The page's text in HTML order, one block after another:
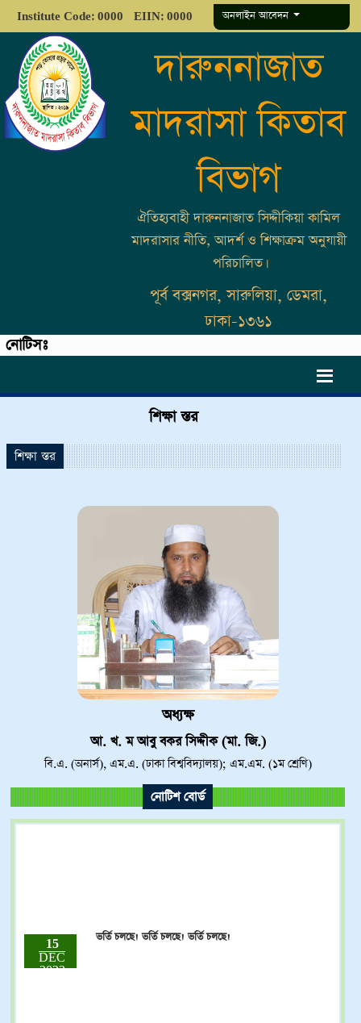
Institute Code: 0000 EIIN: 0000 অনলাইন আবেদন
দারুননাজাত
মাদরাসা কিতাব
বিভাগ
ঐতিহ্যবাহী দারুননাজাত সিদ্দীকিয়া কামিল
মাদরাসার নীতি, আদর্শ ও শিক্ষাক্রম অনুযায়ী
পরিচালিত।
পূর্ব বক্সনগর, সারুলিয়া, ডেমরা,
ঢাকা-১৩৬১
নোটিসঃ
শিক্ষা স্তর
শিক্ষা স্তর
অধ্যক্ষ
আ. খ. ম আবু বকর সিদ্দীক (মা. জি.)
বি.এ. (অনার্স), এম.এ. (ঢাকা বিশ্ববিদ্যালয়); এম.এম. (১ম শ্রেণি)
নোটিশ বোর্ড
DEC
2023